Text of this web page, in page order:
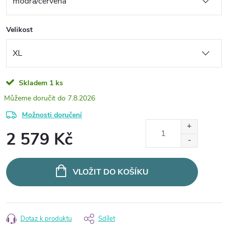
Velikost
Skladem 1 ks
7.8.2026
Možnosti doručení
2 579 Kč
cena:
VLOŽIT DO KOŠÍKU
Dotaz k produktu Sdílet